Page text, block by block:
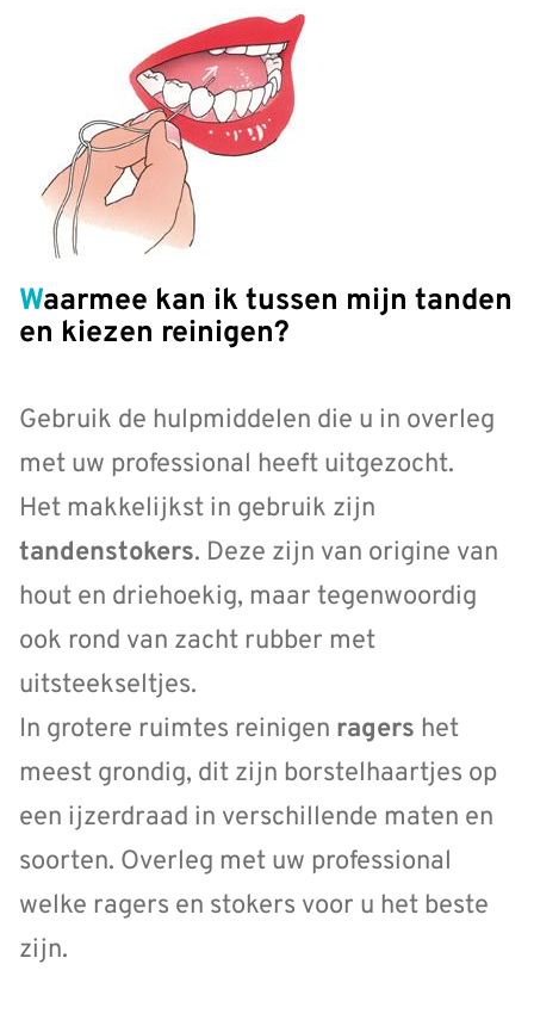
Waarmee kan ik tussen mijn tanden
en kiezen reinigen?
Gebruik de hulpmiddelen die u in overleg
met uw professional heeft uitgezocht.
Het makkelijkst in gebruik zijn
tandenstokers. Deze zijn van origine van
hout en driehoekig, maar tegenwoordig
ook rond van zacht rubber met
uitsteekseltjes.
In grotere ruimtes reinigen ragers het
meest grondig, dit zijn borstelhaartjes op
een ijzerdraad in verschillende maten en
soorten. Overleg met uw professional
welke ragers en stokers voor u het beste
zijn.